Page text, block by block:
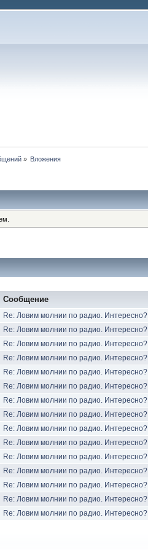
» Вложения
Сообщение
Re: Ловим молнии по радио. Интересно?
Re: Ловим молнии по радио. Интересно?
Re: Ловим молнии по радио. Интересно?
Re: Ловим молнии по радио. Интересно?
Re: Ловим молнии по радио. Интересно?
Re: Ловим молнии по радио. Интересно?
Re: Ловим молнии по радио. Интересно?
Re: Ловим молнии по радио. Интересно?
Re: Ловим молнии по радио. Интересно?
Re: Ловим молнии по радио. Интересно?
Re: Ловим молнии по радио. Интересно?
Re: Ловим молнии по радио. Интересно?
Re: Ловим молнии по радио. Интересно?
Re: Ловим молнии по радио. Интересно?
Re: Ловим молнии по радио. Интересно?